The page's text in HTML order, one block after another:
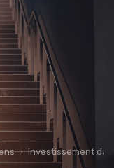
Investissement